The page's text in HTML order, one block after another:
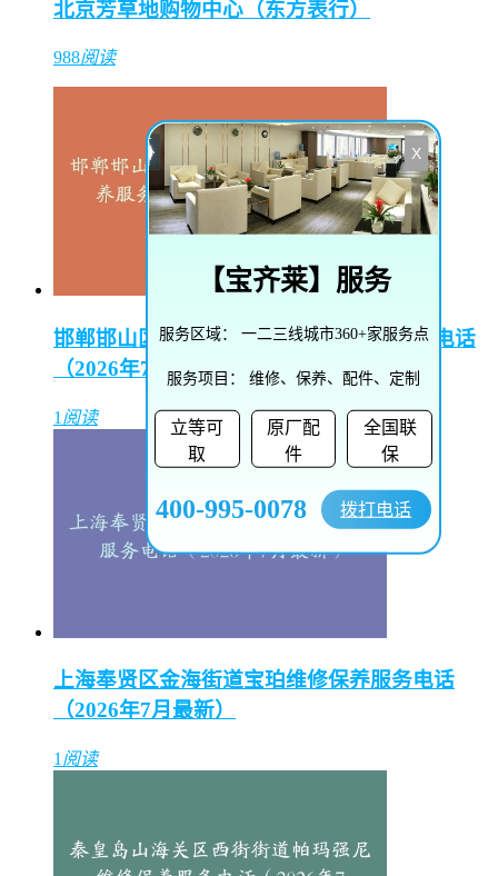
北京芳草地购物中心（东方表行）
988阅读
邯郸邯山区陵园路街道播威维修保养服务电话
（2026年7月最新）
1 阅读
上海奉贤区金海街道宝珀维修保养服务电话
（2026年7月最新）
1 阅读
X
【宝齐莱】服务
服务区域： 一二三线城市360+家服务点
服务项目： 维修、保养、配件、定制
立等可
取
原厂配
件
全国联
保
400-995-0078 拨打电话